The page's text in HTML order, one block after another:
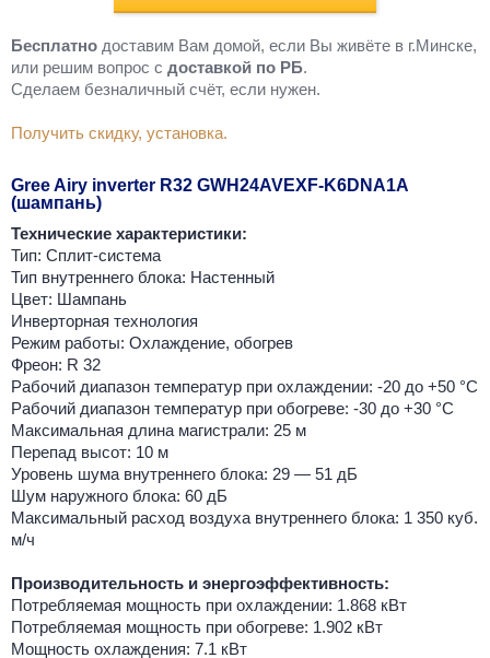
Бесплатно доставим Вам домой, если Вы живёте в г.Минске,
или решим вопрос с доставкой по РБ.
Cделаем безналичный счёт, если нужен.
Получить скидку, установка.
Gree Airy inverter R32 GWH24AVEXF-K6DNA1A
(шампань)
Технические характеристики:
Тип: Сплит-система
Тип внутреннего блока: Настенный
Цвет: Шампань
Инверторная технология
Режим работы: Охлаждение, обогрев
Фреон: R 32
Рабочий диапазон температур при охлаждении: -20 до +50 °C
Рабочий диапазон температур при обогреве: -30 до +30 °C
Максимальная длина магистрали: 25 м
Перепад высот: 10 м
Уровень шума внутреннего блока: 29 — 51 дБ
Шум наружного блока: 60 дБ
Максимальный расход воздуха внутреннего блока: 1 350 куб.
м/ч
Производительность и энергоэффективность:
Потребляемая мощность при охлаждении: 1.868 кВт
Потребляемая мощность при обогреве: 1.902 кВт
Мощность охлаждения: 7.1 кВт